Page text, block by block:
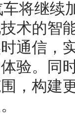
将继续
术的智
通信，
验。同
，构建